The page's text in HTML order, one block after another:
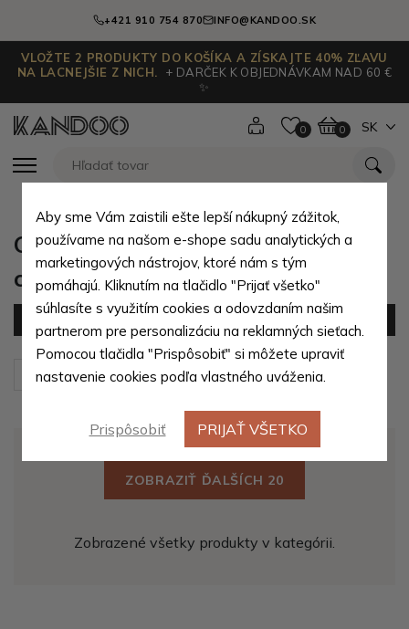
+421 910 754 870 INFO@KANDOO.SK
VLOŽTE 2 PRODUKTY DO KOŠÍKA A ZÍSKAJTE 40% ZĽAVU
NA LACNEJŠIE Z NICH.
+ DARČEK K OBJEDNÁVKAM NAD 60 €
✨
0 0 SK
Celoročné detské topánky pre
chlapcov
(0 produktov)
Zoradiť podľa: Predvolené
ZOBRAZIŤ ĎALŠÍCH 20
Zobrazené všetky produkty v kategórii.
Aby sme Vám zaistili ešte lepší nákupný zážitok,
používame na našom e-shope sadu analytických a
marketingových nástrojov, ktoré nám s tým
pomáhajú. Kliknutím na tlačidlo "Prijať všetko"
súhlasíte s využitím cookies a odovzdaním našim
partnerom pre personalizáciu na reklamných sieťach.
Pomocou tlačidla "Prispôsobiť" si môžete upraviť
nastavenie cookies podľa vlastného uváženia.
Prispôsobiť PRIJAŤ VŠETKO